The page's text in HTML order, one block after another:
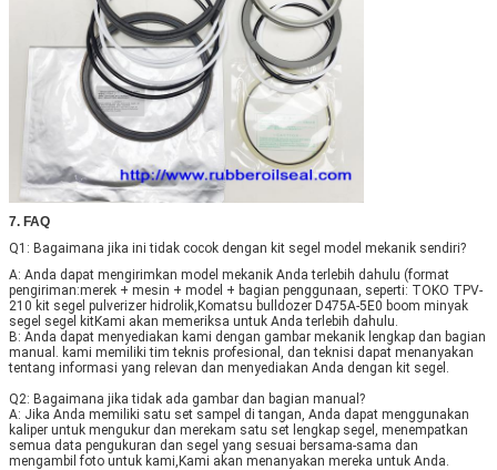
7. FAQ
Q1: Bagaimana jika ini tidak cocok dengan kit segel model mekanik sendiri?
A: Anda dapat mengirimkan model mekanik Anda terlebih dahulu (format
pengiriman:merek + mesin + model + bagian penggunaan, seperti: TOKO TPV-
210 kit segel pulverizer hidrolik,Komatsu bulldozer D475A-5E0 boom minyak
segel segel kitKami akan memeriksa untuk Anda terlebih dahulu.
B: Anda dapat menyediakan kami dengan gambar mekanik lengkap dan bagian
manual. kami memiliki tim teknis profesional, dan teknisi dapat menanyakan
tentang informasi yang relevan dan menyediakan Anda dengan kit segel.
Q2: Bagaimana jika tidak ada gambar dan bagian manual?
A: Jika Anda memiliki satu set sampel di tangan, Anda dapat menggunakan
kaliper untuk mengukur dan merekam satu set lengkap segel, menempatkan
semua data pengukuran dan segel yang sesuai bersama-sama dan
mengambil foto untuk kami,Kami akan menanyakan mereka untuk Anda.